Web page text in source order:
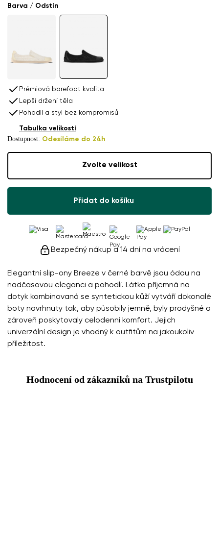
Elegantní slip-ony Breeze v černé barvě jsou ódou na
nadčasovou eleganci a pohodlí. Látka příjemná na
dotyk kombinovaná se syntetickou kůží vytváří dokonalé
boty navrhnuty tak, aby působily jemně, byly prodyšné a
zároveň poskytovaly celodenní komfort. Jejich
univerzální design je vhodný k outfitům na jakoukoliv
příležitost.
Barva / Odstín
Prémiová barefoot kvalita
Lepší držení těla
Pohodlí a styl bez kompromisů
Dostupnost: Odesíláme do 24h
Tabulka velikostí
Zvolte velikost
Přidat do košíku
Bezpečný nákup a 14 dní na vrácení
Hodnocení od zákazníků na Trustpilotu